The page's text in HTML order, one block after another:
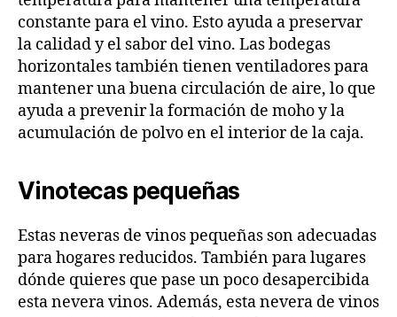
constante para el vino. Esto ayuda a preservar
la calidad y el sabor del vino. Las bodegas
horizontales también tienen ventiladores para
mantener una buena circulación de aire, lo que
ayuda a prevenir la formación de moho y la
acumulación de polvo en el interior de la caja.
Vinotecas pequeñas
Estas neveras de vinos pequeñas son adecuadas
para hogares reducidos. También para lugares
dónde quieres que pase un poco desapercibida
esta nevera vinos. Además, esta nevera de vinos